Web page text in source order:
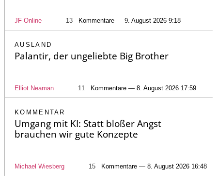
JF-Online 13 Kommentare — 9. August 2026 9:18
AUSLAND
Palantir, der ungeliebte Big Brother
Elliot Neaman 11 Kommentare — 8. August 2026 17:59
KOMMENTAR
Umgang mit KI: Statt bloßer Angst
brauchen wir gute Konzepte
Michael Wiesberg 15 Kommentare — 8. August 2026 16:48